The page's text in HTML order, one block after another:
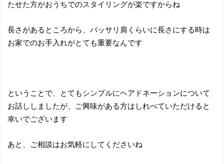
たせた方がおうちでのスタイリングが楽ですからね
長さがあるところから、バッサリ肩くらいに長さにする時は
お家でのお手入れがとても重要なんです
ということで、とてもシンプルにヘアドネーションについて
お話ししましたが、ご興味がある方はしれべていただけると
幸いでございます
あと、ご相談はお気軽にしてくださいね